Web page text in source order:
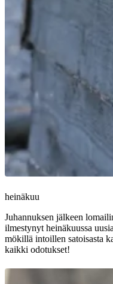
heinäkuu
Juhannuksen jälkeen
ilmestynyt heinäkuussa
mökillä intoillen satoisasta
kaikki odotukset!